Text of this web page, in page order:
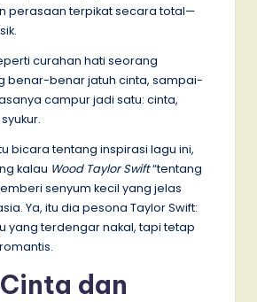
perasaan terpikat secara total—
curahan hati seorang
benar-benar jatuh cinta, sampai-
campur jadi satu: cinta,
bicara tentang inspirasi lagu ini,
kalau Wood Taylor Swift“tentang
senyum kecil yang jelas
Ya, itu dia pesona Taylor Swift:
yang terdengar nakal, tapi tetap
dan